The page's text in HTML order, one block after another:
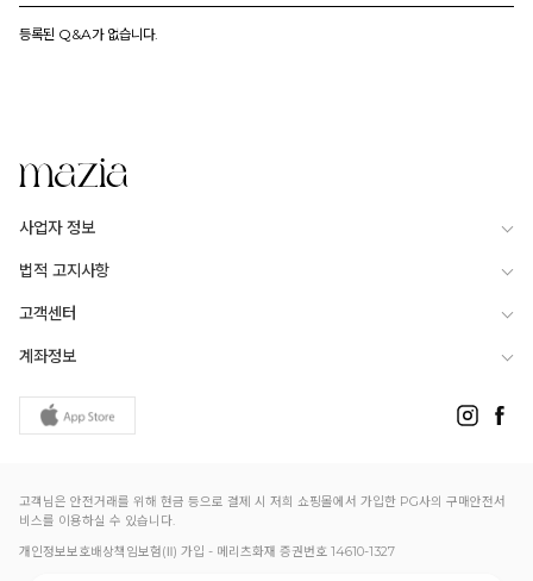
등록된 Q&A가 없습니다.
사업자 정보
법적 고지사항
고객센터
계좌정보
고객님은 안전거래를 위해 현금 등으로 결제 시 저희 쇼핑몰에서 가입한 PG사의 구매안전서
비스를 이용하실 수 있습니다.
개인정보보호배상책임보험(Ⅱ) 가입 - 메리츠화재 증권번호 14610-1327